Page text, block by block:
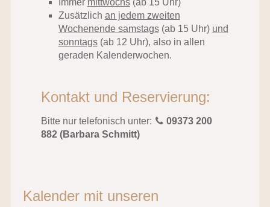
Immer mittwochs(ab 15 Uhr)
Zusätzlich an jedem zweiten
Wochenende samstags(ab 15 Uhr) und
sonntags(ab 12 Uhr), also in allen
geraden Kalenderwochen.
Kontakt und Reservierung:
Bitte nur telefonisch unter:
09373 200
882 (Barbara Schmitt)
Kalender mit unseren